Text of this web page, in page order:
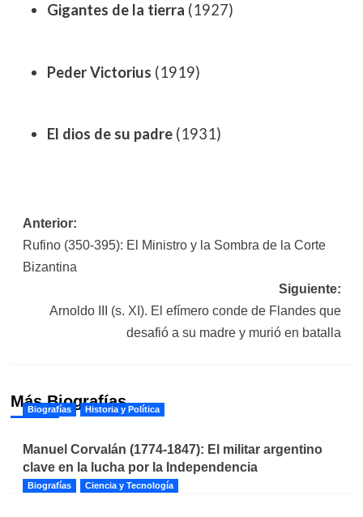
Gigantes de la tierra (1927)
Peder Victorius (1919)
El dios de su padre(1931)
Navegación
de
Anterior:
Rufino (350-395): El Ministro y la Sombra de la Corte
Bizantina
Siguiente:
Arnoldo III (s. XI). El efímero conde de Flandes que
desafió a su madre y murió en batalla
Más Biografías
Biografías Historia y Política
Manuel Corvalán (1774-1847): El militar argentino
clave en la lucha por la Independencia
Biografías Ciencia y Tecnología